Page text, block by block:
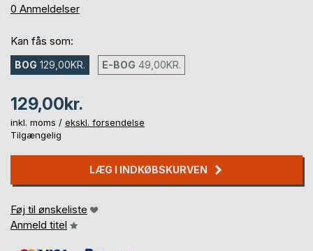
0%
0 Anmeldelser
Kan fås som:
BOG 129,00KR. E-BOG 49,00KR.
129,00kr.
inkl. moms / ekskl. forsendelse
Tilgængelig
LÆG I INDKØBSKURVEN
Føj til ønskeliste
Anmeld titel